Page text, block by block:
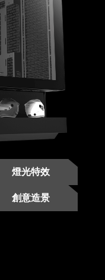
燈光特效
創意造景